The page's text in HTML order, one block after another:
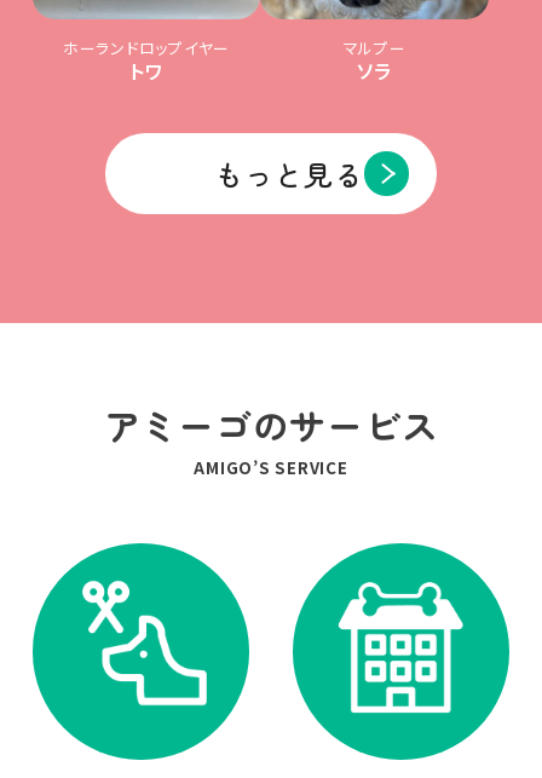
ホーランドロップイヤー
トワ
マルプー
ソラ
もっと見る
アミーゴのサービス
AMIGO’S SERVICE